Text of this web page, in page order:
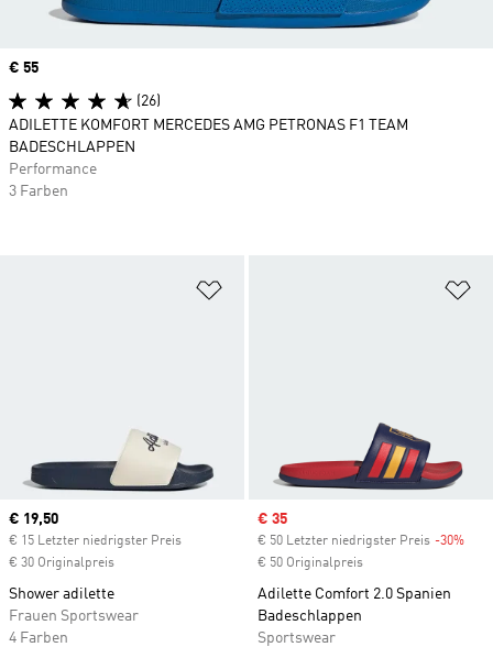
Current price
€ 19,50
€ 15 Letzter niedrigster Preis
€ 30 Originalpreis
Shower adilette
Frauen Sportswear
4 Farben
Sale price
€ 35
€ 50 Letzter niedrigster Preis -30%
€ 50 Originalpreis
Adilette Comfort 2.0 Spanien
Badeschlappen
Sportswear
Price
€ 55
(26)
ADILETTE KOMFORT MERCEDES AMG PETRONAS F1 TEAM
BADESCHLAPPEN
Performance
3 Farben